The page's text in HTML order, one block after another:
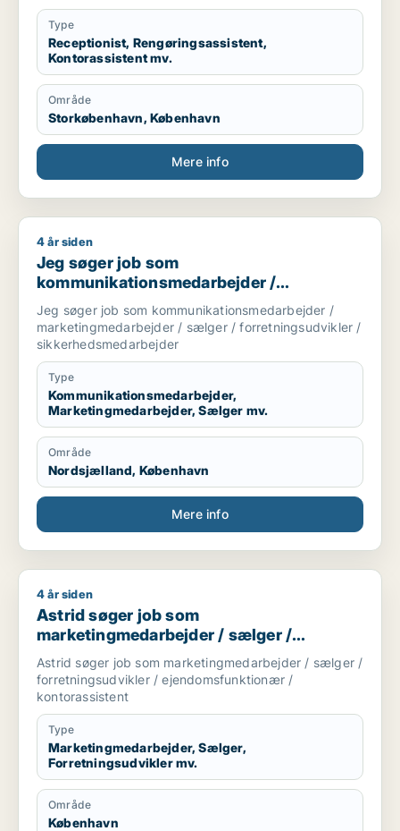
Type
Receptionist, Rengøringsassistent,
Kontorassistent mv.
Område
Storkøbenhavn, København
Mere info
Jeg søger job som kommunikationsmedarbejder /
4 år siden
Jeg søger job som
kommunikationsmedarbejder /
marketingmedarbejder / sælger /
forretningsudvikler /
sikkerhedsmedarbejder
Jeg søger job som kommunikationsmedarbejder /
marketingmedarbejder / sælger / forretningsudvikler /
sikkerhedsmedarbejder
Type
Kommunikationsmedarbejder,
Marketingmedarbejder, Sælger mv.
Område
Nordsjælland, København
Mere info
Astrid søger job som marketingmedarbejder / sælger /
4 år siden
Astrid søger job som
marketingmedarbejder / sælger /
forretningsudvikler /
ejendomsfunktionær / kontorassistent
Astrid søger job som marketingmedarbejder / sælger /
forretningsudvikler / ejendomsfunktionær /
kontorassistent
Type
Marketingmedarbejder, Sælger,
Forretningsudvikler mv.
Område
København